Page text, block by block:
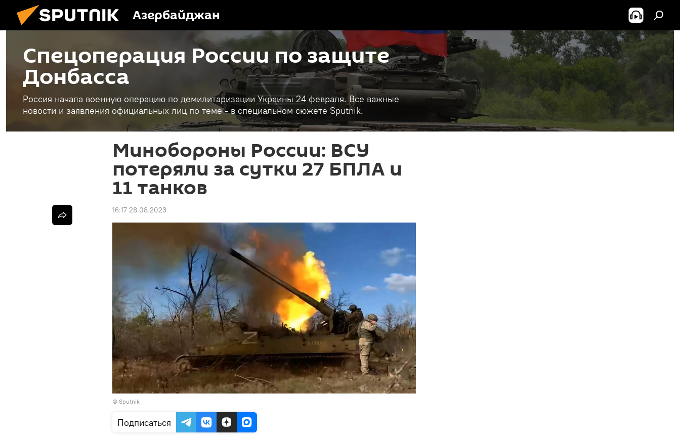
Азербайджан
Спецоперация России по защите
Донбасса
Россия начала военную операцию по демилитаризации Украины 24 февраля. Все важные
новости и заявления официальных лиц по теме - в специальном сюжете Sputnik.
Минобороны России: ВСУ
потеряли за сутки 27 БПЛА и
11 танков
16:17 28.08.2023
© Sputnik
Подписаться